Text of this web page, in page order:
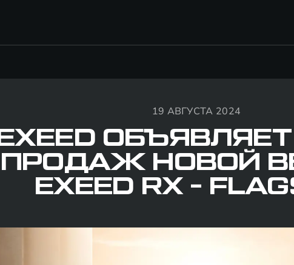
19 АВГУСТА 2024
EXEED
ПРОДАЖ НОВОЙ
EXEED RX -